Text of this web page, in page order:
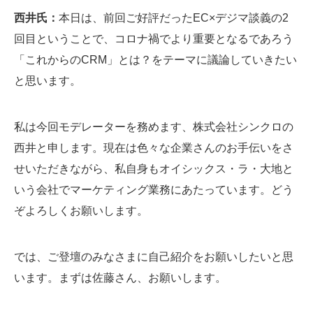
西井氏： 本日は、前回ご好評だったEC×デジマ談義の2
回目ということで、コロナ禍でより重要となるであろう
「これからのCRM」とは？をテーマに議論していきたい
と思います。
私は今回モデレーターを務めます、株式会社シンクロの
西井と申します。現在は色々な企業さんのお手伝いをさ
せいただきながら、私自身もオイシックス・ラ・大地と
いう会社でマーケティング業務にあたっています。どう
ぞよろしくお願いします。
では、ご登壇のみなさまに自己紹介をお願いしたいと思
います。まずは佐藤さん、お願いします。